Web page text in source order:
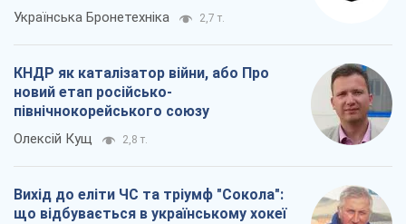
Українська Бронетехніка 2,7 т.
КНДР як каталізатор війни, або Про
новий етап російсько-
північнокорейського союзу
Олексій Кущ 2,8 т.
Вихід до еліти ЧС та тріумф "Сокола":
що відбувається в українському хокеї